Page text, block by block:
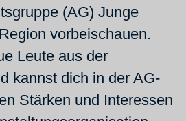
(AG) Junge
vorbeischauen.
Leute aus der
kannst dich in der AG-
Stärken und Interessen